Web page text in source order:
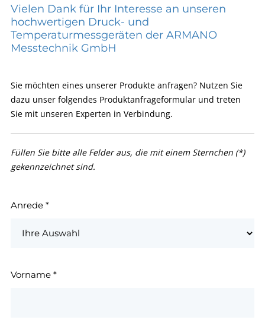
Vielen Dank für Ihr Interesse an unseren
hochwertigen Druck- und
Temperaturmessgeräten der ARMANO
Messtechnik GmbH
Sie möchten eines unserer Produkte anfragen? Nutzen Sie
dazu unser folgendes Produktanfrageformular und treten
Sie mit unseren Experten in Verbindung.
Füllen Sie bitte alle Felder aus, die mit einem Sternchen (*)
gekennzeichnet sind.
Anrede *
Vorname *